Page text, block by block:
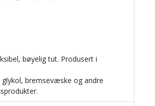
bøyelig tut. Produsert i
bremsevæske og andre